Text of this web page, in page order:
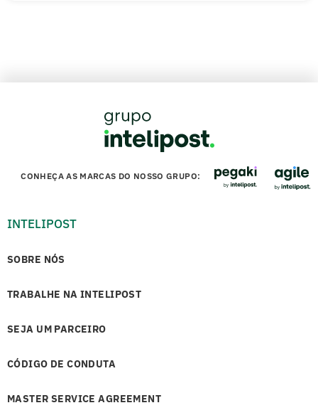
CONHEÇA AS MARCAS DO NOSSO GRUPO:
INTELIPOST
SOBRE NÓS
TRABALHE NA INTELIPOST
SEJA UM PARCEIRO
CÓDIGO DE CONDUTA
MASTER SERVICE AGREEMENT